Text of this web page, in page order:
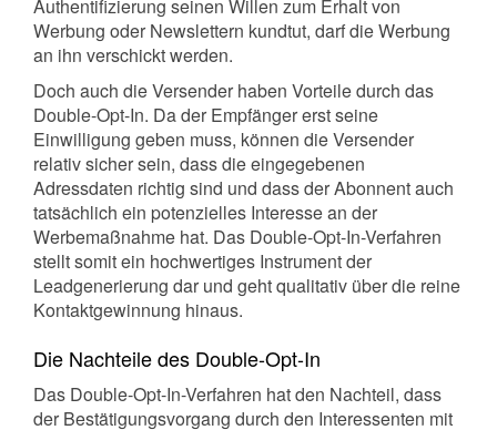
Authentifizierung seinen Willen zum Erhalt von
Werbung oder Newslettern kundtut, darf die Werbung
an ihn verschickt werden.
Doch auch die Versender haben Vorteile durch das
Double-Opt-In. Da der Empfänger erst seine
Einwilligung geben muss, können die Versender
relativ sicher sein, dass die eingegebenen
Adressdaten richtig sind und dass der Abonnent auch
tatsächlich ein potenzielles Interesse an der
Werbemaßnahme hat. Das Double-Opt-In-Verfahren
stellt somit ein hochwertiges Instrument der
Leadgenerierung dar und geht qualitativ über die reine
Kontaktgewinnung hinaus.
Die Nachteile des Double-Opt-In
Das Double-Opt-In-Verfahren hat den Nachteil, dass
der Bestätigungsvorgang durch den Interessenten mit